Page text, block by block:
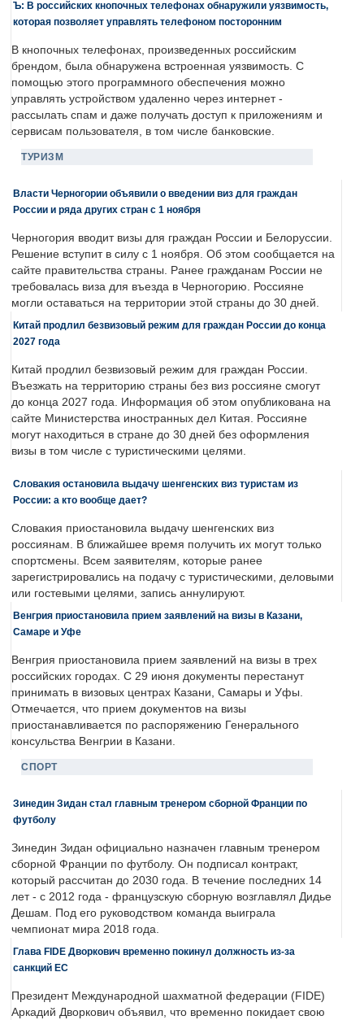
Ъ: В российских кнопочных телефонах обнаружили уязвимость,
которая позволяет управлять телефоном посторонним
В кнопочных телефонах, произведенных российским
брендом, была обнаружена встроенная уязвимость. С
помощью этого программного обеспечения можно
управлять устройством удаленно через интернет -
рассылать спам и даже получать доступ к приложениям и
сервисам пользователя, в том числе банковские.
ТУРИЗМ
Власти Черногории объявили о введении виз для граждан
России и ряда других стран с 1 ноября
Черногория вводит визы для граждан России и Белоруссии.
Решение вступит в силу с 1 ноября. Об этом сообщается на
сайте правительства страны. Ранее гражданам России не
требовалась виза для въезда в Черногорию. Россияне
могли оставаться на территории этой страны до 30 дней.
Китай продлил безвизовый режим для граждан России до конца
2027 года
Китай продлил безвизовый режим для граждан России.
Въезжать на территорию страны без виз россияне смогут
до конца 2027 года. Информация об этом опубликована на
сайте Министерства иностранных дел Китая. Россияне
могут находиться в стране до 30 дней без оформления
визы в том числе с туристическими целями.
Словакия остановила выдачу шенгенских виз туристам из
России: а кто вообще дает?
Словакия приостановила выдачу шенгенских виз
россиянам. В ближайшее время получить их могут только
спортсмены. Всем заявителям, которые ранее
зарегистрировались на подачу с туристическими, деловыми
или гостевыми целями, запись аннулируют.
Венгрия приостановила прием заявлений на визы в Казани,
Самаре и Уфе
Венгрия приостановила прием заявлений на визы в трех
российских городах. С 29 июня документы перестанут
принимать в визовых центрах Казани, Самары и Уфы.
Отмечается, что прием документов на визы
приостанавливается по распоряжению Генерального
консульства Венгрии в Казани.
СПОРТ
Зинедин Зидан стал главным тренером сборной Франции по
футболу
Зинедин Зидан официально назначен главным тренером
сборной Франции по футболу. Он подписал контракт,
который рассчитан до 2030 года. В течение последних 14
лет - с 2012 года - французскую сборную возглавлял Дидье
Дешам. Под его руководством команда выиграла
чемпионат мира 2018 года.
Глава FIDE Дворкович временно покинул должность из-за
санкций ЕС
Президент Международной шахматной федерации (FIDE)
Аркадий Дворкович объявил, что временно покидает свою